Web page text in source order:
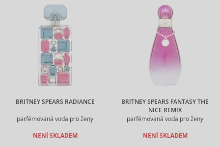
BRITNEY SPEARS RADIANCE
parfémovaná voda pro ženy
NENÍ SKLADEM
BRITNEY SPEARS FANTASY THE
NICE REMIX
parfémovaná voda pro ženy
NENÍ SKLADEM